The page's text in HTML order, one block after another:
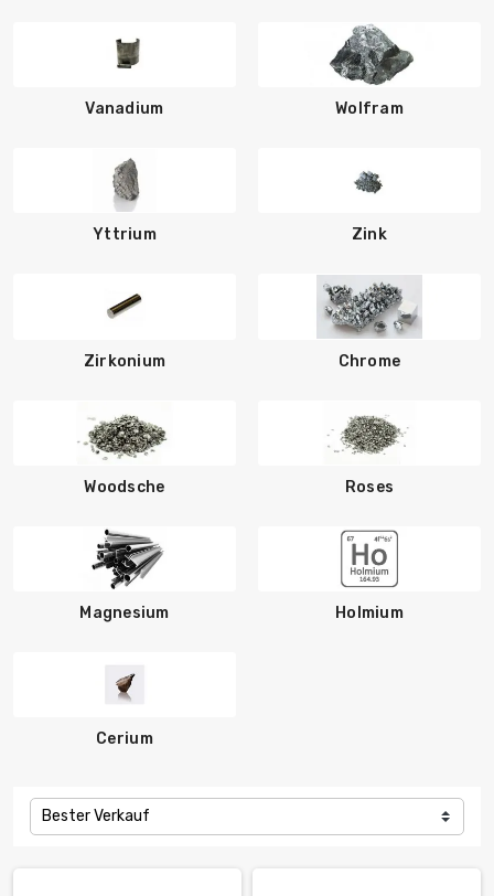
Vanadium Wolfram
Yttrium Zink
Zirkonium Chrome
Woodsche Roses
Magnesium Holmium
Cerium
Bester Verkauf